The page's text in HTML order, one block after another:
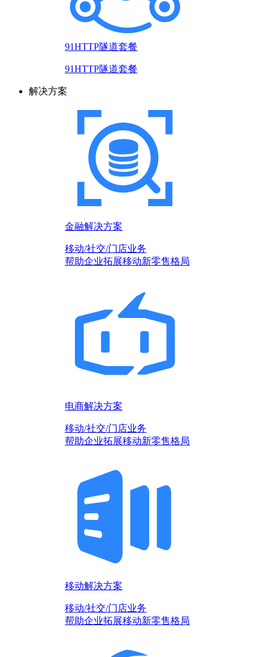
91HTTP隧道套餐
91HTTP隧道套餐
解决方案
金融解决方案
移动/社交/门店业务
帮助企业拓展移动新零售格局
电商解决方案
移动/社交/门店业务
帮助企业拓展移动新零售格局
移动解决方案
移动/社交/门店业务
帮助企业拓展移动新零售格局